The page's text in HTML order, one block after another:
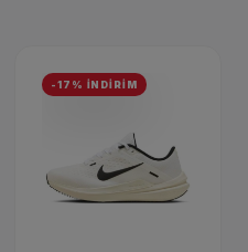
-17% İNDİRİM